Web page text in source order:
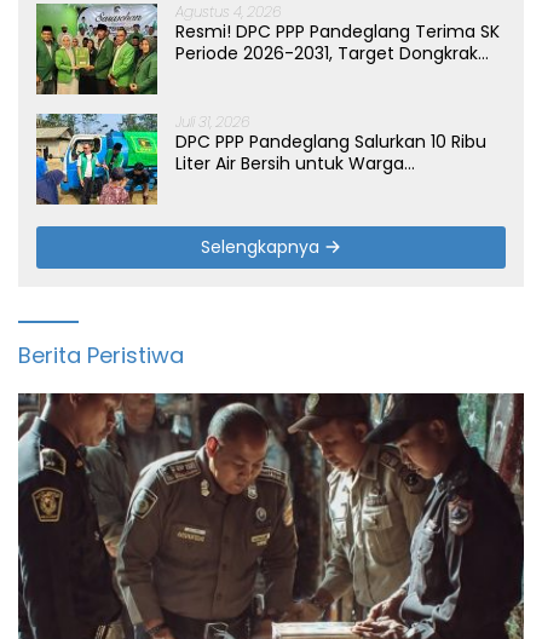
Agustus 4, 2026
Resmi! DPC PPP Pandeglang Terima SK
Periode 2026-2031, Target Dongkrak
Juli 31, 2026
DPC PPP Pandeglang Salurkan 10 Ribu
Liter Air Bersih untuk Warga
Selengkapnya
Berita Peristiwa